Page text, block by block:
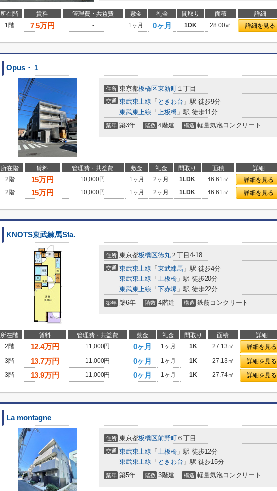
所在階 賃料 管理費・共益費 敷金 礼金 間取り 面積 詳細
1階
7.5万円 - 1ヶ月 0ヶ月 1DK 28.00㎡ 詳細を見る
Opus・１
住所 東京都板橋区東新町 １丁目
交通 東武東上線 「 ときわ台 」駅 徒歩9分
東武東上線 「 上板橋 」駅 徒歩11分
築年 築3年 階数 4階建 構造 軽量気泡コンクリート
所在階 賃料 管理費・共益費 敷金 礼金 間取り 面積 詳細
2階
15万円 10,000円 1ヶ月 2ヶ月 1LDK 46.61㎡ 詳細を見る
2階
15万円 10,000円 1ヶ月 2ヶ月 1LDK 46.61㎡ 詳細を見る
KNOTS東武練馬Sta.
住所 東京都板橋区徳丸 ２丁目4-18
交通 東武東上線 「 東武練馬 」駅 徒歩4分
東武東上線 「 上板橋 」駅 徒歩20分
東武東上線 「 下赤塚 」駅 徒歩22分
築年 築6年 階数 4階建 構造 鉄筋コンクリート
所在階 賃料 管理費・共益費 敷金 礼金 間取り 面積 詳細
2階
12.4万円 11,000円 0ヶ月 1ヶ月 1K 27.13㎡ 詳細を見る
3階
13.7万円 11,000円 0ヶ月 1ヶ月 1K 27.13㎡ 詳細を見る
3階
13.9万円 11,000円 0ヶ月 1ヶ月 1K 27.74㎡ 詳細を見る
La montagne
住所 東京都板橋区前野町 ６丁目
交通 東武東上線 「 上板橋 」駅 徒歩12分
東武東上線 「 ときわ台 」駅 徒歩15分
築年 築5年 階数 3階建 構造 軽量気泡コンクリート